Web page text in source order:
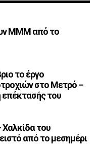
ΜΜΜ από το
το έργο
στο Μετρό –
επέκτασής του
Χαλκίδα του
από το μεσημέρι